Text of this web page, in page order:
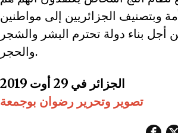
وبتصنيف الجزائريين إلى مواطنين
بناء دولة تحترم البشر والشجر
والحجر.
تصوير وتحرير رضوان بوجمعة